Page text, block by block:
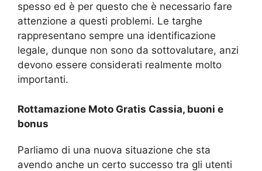
spesso ed è per questo che è necessario fare
attenzione a questi problemi. Le targhe
rappresentano sempre una identificazione
legale, dunque non sono da sottovalutare, anzi
devono essere considerati realmente molto
importanti.
Rottamazione Moto Gratis Cassia, buoni e
bonus
Parliamo di una nuova situazione che sta
avendo anche un certo successo tra gli utenti